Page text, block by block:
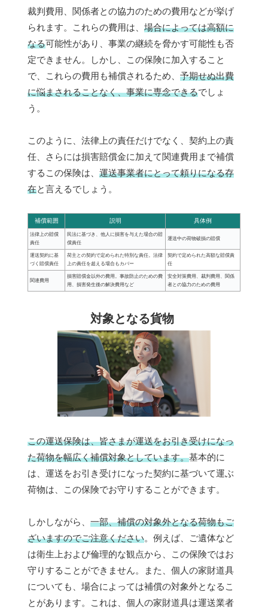
裁判費用、関係者との協力のための費用などが挙げ
られます。これらの費用は、 場合によっては高額に
なる可能性があり、事業の継続を脅かす可能性も否
定できません。しかし、この保険に加入すること
で、これらの費用も補償されるため、 予期せぬ出費
に悩まされることなく、事業に専念できるでしょ
う。
このように、法律上の責任だけでなく、契約上の責
任、さらには損害賠償金に加えて関連費用まで補償
するこの保険は、 運送事業者にとって頼りになる存
在と言えるでしょう。
補償範囲 説明 具体例
法律上の賠償
責任
民法に基づき、他人に損害を与えた場合の賠
償責任
運送中の荷物破損の賠償
運送契約に基
づく賠償責任
荷主との契約で定められた特別な責任。法律
上の責任を超える場合もカバー
契約で定められた高額な賠償責
任
関連費用
損害賠償金以外の費用。事故防止のための費
用、損害発生後の解決費用など
安全対策費用、裁判費用、関係
者との協力のための費用
対象となる貨物
この運送保険は、皆さまが運送をお引き受けになっ
た荷物を幅広く補償対象としています。基本的に
は、運送をお引き受けになった契約に基づいて運ぶ
荷物は、この保険でお守りすることができます。
しかしながら、 一部、補償の対象外となる荷物もご
ざいますのでご注意ください。例えば、ご遺体など
は衛生上および倫理的な観点から、この保険ではお
守りすることができません。また、個人の家財道具
についても、場合によっては補償の対象外となるこ
とがあります。これは、個人の家財道具は運送業者